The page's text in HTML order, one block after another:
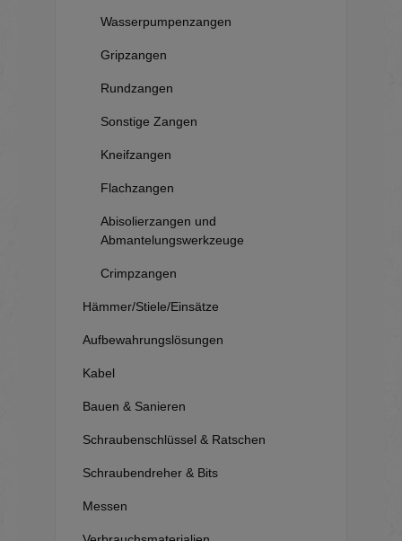
Wasserpumpenzangen
Gripzangen
Rundzangen
Sonstige Zangen
Kneifzangen
Flachzangen
Abisolierzangen und
Abmantelungswerkzeuge
Crimpzangen
Hämmer/Stiele/Einsätze
Aufbewahrungslösungen
Kabel
Bauen & Sanieren
Schraubenschlüssel & Ratschen
Schraubendreher & Bits
Messen